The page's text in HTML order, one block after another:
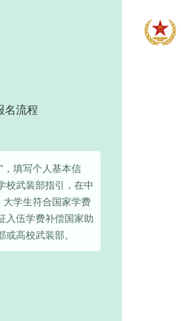
名流程
，填写个人基本信
校武装部指引，在中
大学生符合国家学费
入伍学费补偿国家助
高校武装部。